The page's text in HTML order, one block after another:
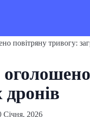
дронів
Січня, 2026